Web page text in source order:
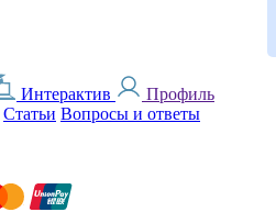
Интерактив
Профиль
Статьи Вопросы и ответы